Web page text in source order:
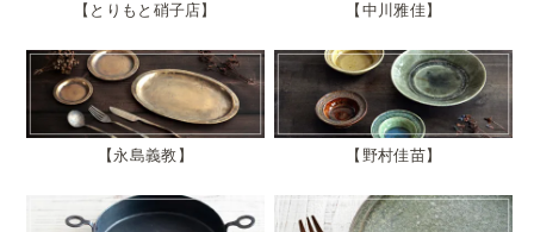
とりもと硝子店 中川雅佳
永島義教 野村佳苗